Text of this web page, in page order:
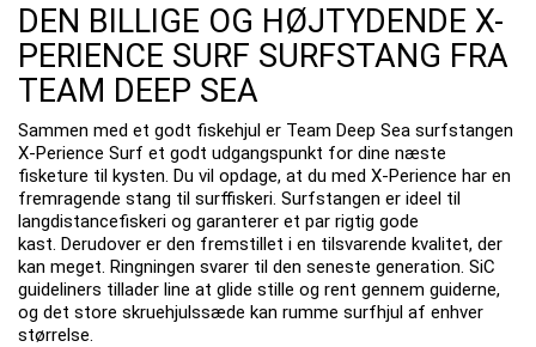
DEN BILLIGE OG HØJTYDENDE X-
PERIENCE SURF SURFSTANG FRA
TEAM DEEP SEA
Sammen med et godt fiskehjul er Team Deep Sea surfstangen
X-Perience Surf et godt udgangspunkt for dine næste
fisketure til kysten. Du vil opdage, at du med X-Perience har en
fremragende stang til surffiskeri. Surfstangen er ideel til
langdistancefiskeri og garanterer et par rigtig gode
kast. Derudover er den fremstillet i en tilsvarende kvalitet, der
kan meget. Ringningen svarer til den seneste generation. SiC
guideliners tillader line at glide stille og rent gennem guiderne,
og det store skruehjulssæde kan rumme surfhjul af enhver
størrelse.